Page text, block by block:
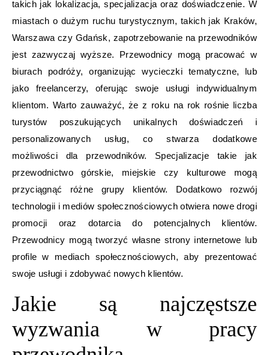
takich jak lokalizacja, specjalizacja oraz doświadczenie. W
miastach o dużym ruchu turystycznym, takich jak Kraków,
Warszawa czy Gdańsk, zapotrzebowanie na przewodników
jest zazwyczaj wyższe. Przewodnicy mogą pracować w
biurach podróży, organizując wycieczki tematyczne, lub
jako freelancerzy, oferując swoje usługi indywidualnym
klientom. Warto zauważyć, że z roku na rok rośnie liczba
turystów poszukujących unikalnych doświadczeń i
personalizowanych usług, co stwarza dodatkowe
możliwości dla przewodników. Specjalizacje takie jak
przewodnictwo górskie, miejskie czy kulturowe mogą
przyciągnąć różne grupy klientów. Dodatkowo rozwój
technologii i mediów społecznościowych otwiera nowe drogi
promocji oraz dotarcia do potencjalnych klientów.
Przewodnicy mogą tworzyć własne strony internetowe lub
profile w mediach społecznościowych, aby prezentować
swoje usługi i zdobywać nowych klientów.
Jakie są najczęstsze
wyzwania w pracy